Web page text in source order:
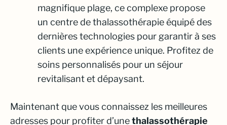
magnifique plage, ce complexe propose
un centre de thalassothérapie équipé des
dernières technologies pour garantir à ses
clients une expérience unique. Profitez de
soins personnalisés pour un séjour
revitalisant et dépaysant.
Maintenant que vous connaissez les meilleures
adresses pour profiter d’unethalassothérapie